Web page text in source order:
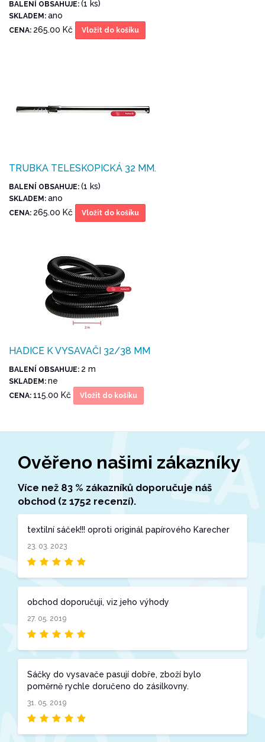
BALENÍ OBSAHUJE: (1 ks)
SKLADEM: ano
CENA: 265.00 Kč Vložit do košíku
TRUBKA TELESKOPICKÁ 32 MM.
BALENÍ OBSAHUJE: (1 ks)
SKLADEM: ano
CENA: 265.00 Kč Vložit do košíku
HADICE K VYSAVAČI 32/38 MM
BALENÍ OBSAHUJE: 2 m
SKLADEM: ne
CENA: 115.00 Kč Vložit do košíku
Ověřeno našimi zákazníky
Více než 83 % zákazníků doporučuje náš
obchod (z 1752 recenzí).
textilní sáček!!! oproti originál papírového Karecher
23. 03. 2023
obchod doporučuji, viz jeho výhody
27. 05. 2019
Sáčky do vysavače pasují dobře, zboží bylo
poměrně rychle doručeno do zásilkovny.
31. 05. 2019